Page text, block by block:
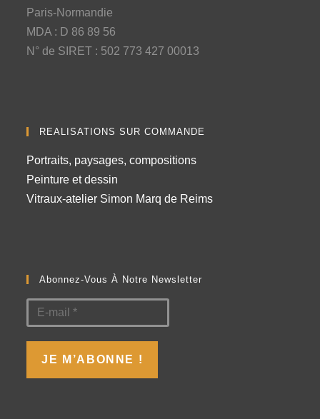
Paris-Normandie
MDA : D 86 89 56
N° de SIRET : 502 773 427 00013
REALISATIONS SUR COMMANDE
Portraits, paysages, compositions
Peinture et dessin
Vitraux-atelier Simon Marq de Reims
Abonnez-Vous À Notre Newsletter